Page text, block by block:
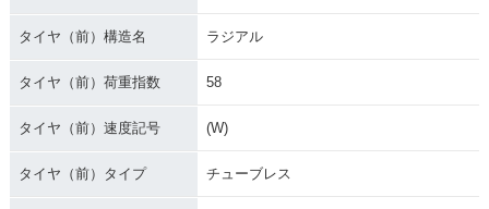
タイヤ（前）構造名 ラジアル
タイヤ（前）荷重指数 58
タイヤ（前）速度記号 (W)
タイヤ（前）タイプ チューブレス